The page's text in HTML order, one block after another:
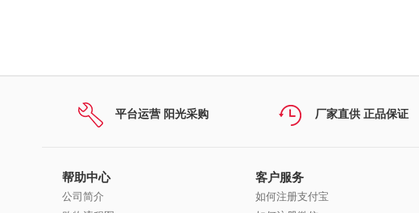
平台运营 阳光采购 厂家直供 正品保证
帮助中心
公司简介
客户服务
如何注册支付宝